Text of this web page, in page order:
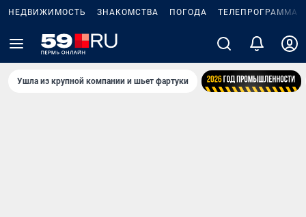
НЕДВИЖИМОСТЬ ЗНАКОМСТВА ПОГОДА ТЕЛЕПРОГРАММА
Ушла из крупной компании и шьет фартуки